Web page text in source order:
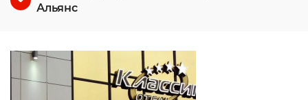
Альянс